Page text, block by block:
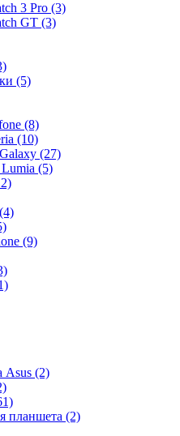
3 Pro (3)
GT (3)
(5)
(8)
(10)
(27)
(5)
(9)
Asus (2)
планшета (2)